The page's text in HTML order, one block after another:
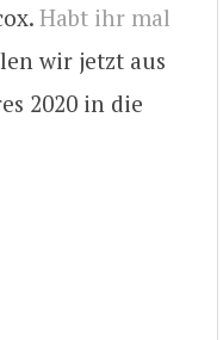
Habt ihr mal
wir jetzt aus
2020 in die